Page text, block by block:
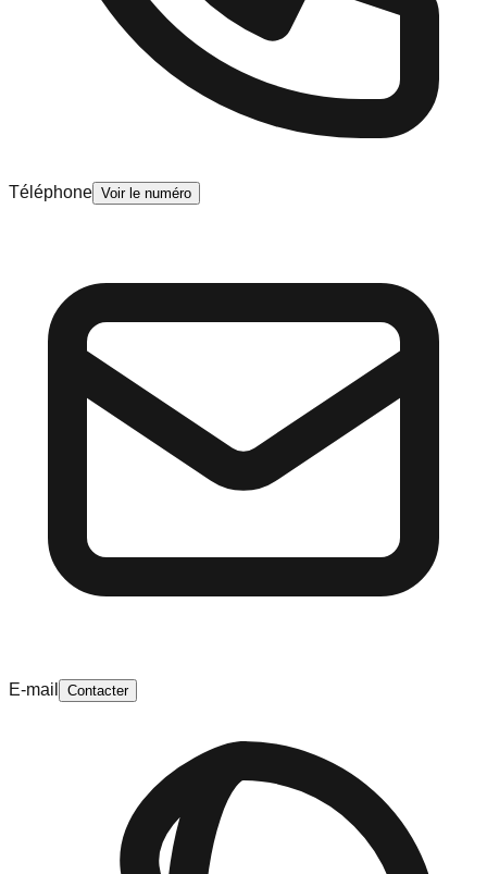
Téléphone Voir le numéro
E-mail Contacter